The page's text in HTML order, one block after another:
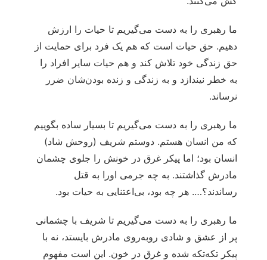
ما رهبری را به دست می‌گیریم تا حیات را ارزش
دهیم. حق حیات است که هم یک فرد برای حمایت از
حق زندگی خود تلاش کند و هم حیات سایر افراد را
به خطر نیندازد و به زندگی و زنده بودن‌شان ضرر
نرساند.
ما رهبری را به دست می‌گیریم تا بسیار ساده بگوییم
که من انسان هستم. دوستم شریف (روحش شاد)
انسان بود؛ اما پیکر غرق در خونش را جلوی چشمان
مادرش گذاشتند. به چه جرمی ‌اورا به قتل
رساندند؟…. هر چه بود، بی‌اعتنایی به حیات بود.
ما رهبری را به دست می‌گیریم تا شریف با چشمانی
پر از عشق و شادی روبه‌روی مادرش بایستد، نه با
پیکر تکه‌تکه شده و غرق در خون. این است مفهوم